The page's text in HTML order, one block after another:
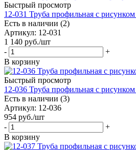
Быстрый просмотр
12-031 Труба профильная с
Есть в наличии (2)
Артикул: 12-031
1 140 руб./шт
-
+
В корзину
Быстрый просмотр
12-036 Труба профильная с
Есть в наличии (3)
Артикул: 12-036
954 руб./шт
-
+
В корзину